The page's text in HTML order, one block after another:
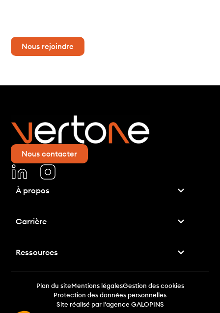
Nous rejoindre
Nous contacter
À propos
Carrière
Ressources
Plan du siteMentions légalesGestion des cookies
Protection des données personnelles
Site réalisé par l'agence GALOPINS